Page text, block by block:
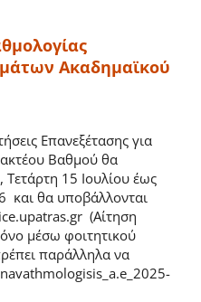
Οικονομικών
Aκαδημαϊκού
Επανεξέτασης για
Βαθμού θα
Τετάρτη 15 Ιουλίου έως
και θα υποβάλλονται
(Αίτηση
μέσω φοιτητικού
παράλληλα να